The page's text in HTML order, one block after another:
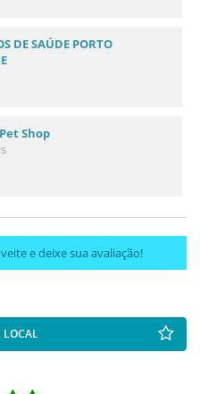
DE SAÚDE PORTO
Shop
e deixe sua avaliação!
LOCAL